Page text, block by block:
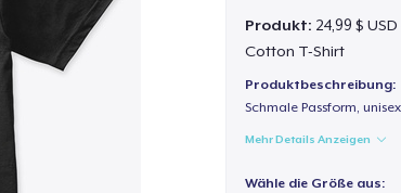
Produkt: 24,99 $
Cotton T-Shirt
Produktbeschreibung:
Schmale Passform, unisex
Mehr Details Anzeigen
Wähle die Größe aus: